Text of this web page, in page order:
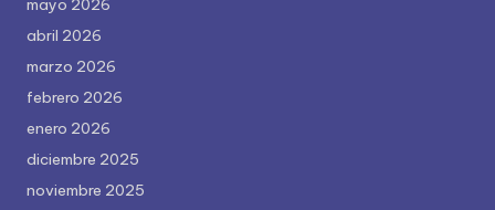
mayo 2026
abril 2026
marzo 2026
febrero 2026
enero 2026
diciembre 2025
noviembre 2025